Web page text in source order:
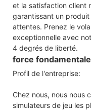
et la satisfaction client
garantissant un
attentes. Prenez le
exceptionnelle avec
4 degrés de liberté.
force
Profil de l'entreprise:
Chez nous, nous nous
simulateurs de jeu les